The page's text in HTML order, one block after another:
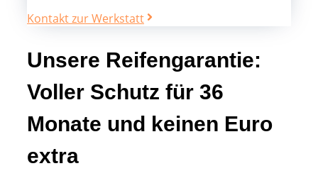
Kontakt zur Werkstatt
Unsere Reifengarantie:
Voller Schutz für 36
Monate und keinen Euro
extra